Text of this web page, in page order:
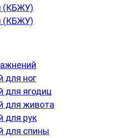
(КБЖУ)
(КБЖУ)
для ног
для ягодиц
для живота
для рук
для спины